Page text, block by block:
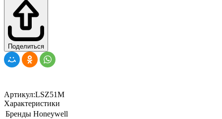
Поделиться
Артикул:LSZ51M
Характеристики
Бренды Honeywell